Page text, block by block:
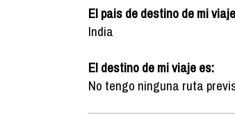
El pais de destino de mi
India
El destino de mi viaje es:
No tengo ninguna ruta